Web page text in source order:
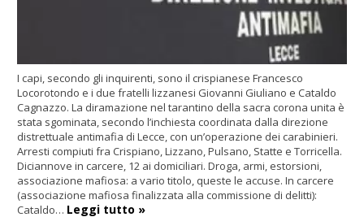
I capi, secondo gli inquirenti, sono il crispianese Francesco
Locorotondo e i due fratelli lizzanesi Giovanni Giuliano e Cataldo
Cagnazzo. La diramazione nel tarantino della sacra corona unita è
stata sgominata, secondo l’inchiesta coordinata dalla direzione
distrettuale antimafia di Lecce, con un’operazione dei carabinieri.
Arresti compiuti fra Crispiano, Lizzano, Pulsano, Statte e Torricella.
Diciannove in carcere, 12 ai domiciliari. Droga, armi, estorsioni,
associazione mafiosa: a vario titolo, queste le accuse. In carcere
(associazione mafiosa finalizzata alla commissione di delitti):
Cataldo… Leggi tutto »